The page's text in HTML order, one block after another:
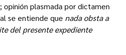
plasmada por dictamen
se entiende que nada obsta a
del presente expediente